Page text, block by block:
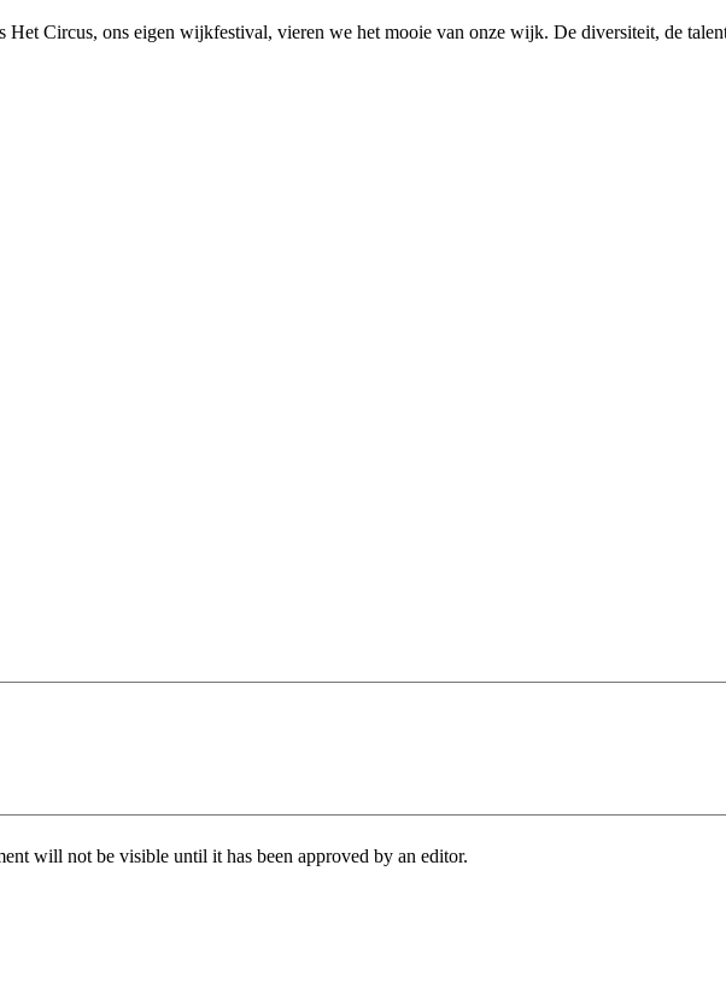
Circus, ons eigen wijkfestival, vieren we het mooie van onze wijk. De diversiteit, de
will not be visible until it has been approved by an editor.